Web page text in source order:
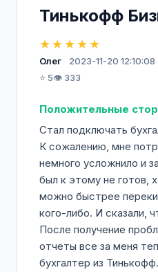
Тинькофф
★★★★★
Олег
2023-11-20 12:10:08
⭐ 5👁️ 333
Положительные
Стал подключать
К сожалению, мне
немного усложнило и
был к этому не готов,
можно быстрее
кого-либо. И сказали,
После получение
отчеты все за меня
бухгалтер из